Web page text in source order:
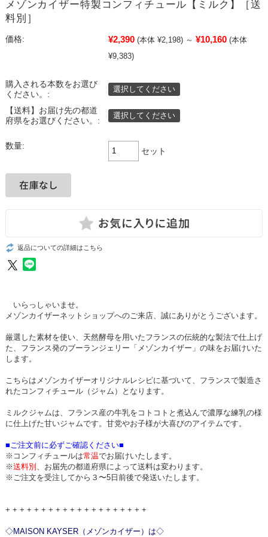
メゾンカイザー特製コンフィチュール【ミルク】［送
料別］
価格: ¥2,390 (本体 ¥2,198) ～ ¥10,160 (本体
¥9,383)
購入される本数をお選び
ください。:
選択してください
【送料】お届け先の都道
府県をお選びください。:
選択してください
数量:
セット
返品についての詳細はこちら
いらっしゃいませ。
メゾンカイザーネットショップへのご来店、誠にありがとうございます。
厳選した素材を使い、天然酵母を用いたフランスの伝統的な製法で仕上げ
た、フランス発のブーランジェリー「メゾンカイザー」の味をお届けいた
します。
こちらはメゾンカイザーオリジナルレシピに基づいて、フランスで製造さ
れたコンフィチュール（ジャム）となります。
ミルクジャムは、フランス産の牛乳をコトコトと煮込んで濃厚な練乳の様
に仕上げた甘いジャムです。甘党やお子様が大喜びのアイテムです。
■ご注文前に必ずご確認ください■
※コンフィチュールは常温でお届けいたします。
※送料別 、お届先の都道府県によって送料は変わります。
※ご注文を受注してから３〜5日前後で発送いたします。
+ + + + + + + + + + + + + + + + + + + +
◇MAISON KAYSER（メゾンカイザー）は◇